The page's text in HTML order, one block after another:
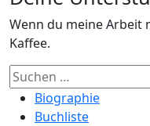
Wenn du meine Arbeit
Kaffee.
Suchen
nach:Biographie
Buchliste